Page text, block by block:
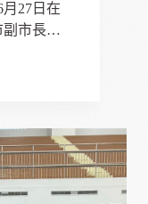
27日在
副市長…